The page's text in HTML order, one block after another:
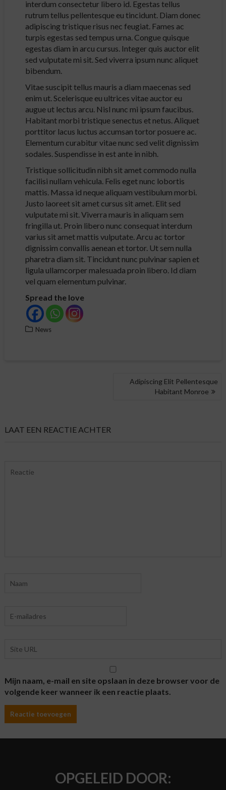
interdum consectetur libero id. Egestas tellus
rutrum tellus pellentesque eu tincidunt. Diam donec
adipiscing tristique risus nec feugiat. Fames ac
turpis egestas sed tempus urna. Congue quisque
egestas diam in arcu cursus. Integer quis auctor elit
sed vulputate mi sit. Sed viverra ipsum nunc aliquet
bibendum.
Vitae suscipit tellus mauris a diam maecenas sed
enim ut. Scelerisque eu ultrices vitae auctor eu
augue ut lectus arcu. Nisl nunc mi ipsum faucibus.
Habitant morbi tristique senectus et netus. Aliquet
porttitor lacus luctus accumsan tortor posuere ac.
Elementum curabitur vitae nunc sed velit dignissim
sodales. Suspendisse in est ante in nibh.
Tristique sollicitudin nibh sit amet commodo nulla
facilisi nullam vehicula. Felis eget nunc lobortis
mattis. Massa id neque aliquam vestibulum morbi.
Justo laoreet sit amet cursus sit amet. Elit sed
vulputate mi sit. Viverra mauris in aliquam sem
fringilla ut. Proin libero nunc consequat interdum
varius sit amet mattis vulputate. Arcu ac tortor
dignissim convallis aenean et tortor. Ut sem nulla
pharetra diam sit. Tincidunt nunc pulvinar sapien et
ligula ullamcorper malesuada proin libero. Id diam
vel quam elementum pulvinar.
Spread the love
News
Adipiscing Elit Pellentesque
Habitant Monroe
LAAT EEN REACTIE ACHTER
Mijn naam, e-mail en site opslaan in deze browser voor de
volgende keer wanneer ik een reactie plaats.
OPGELEID DOOR: